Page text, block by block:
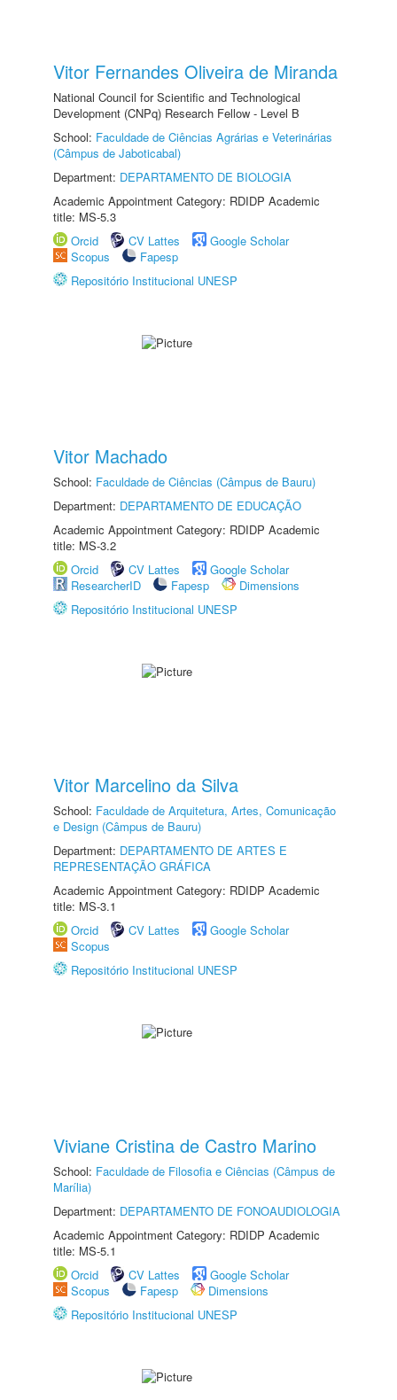
Vitor Fernandes Oliveira de Miranda
National Council for Scientific and Technological
Development (CNPq) Research Fellow - Level B
School: Faculdade de Ciências Agrárias e Veterinárias
(Câmpus de Jaboticabal)
Department: DEPARTAMENTO DE BIOLOGIA
Academic Appointment Category: RDIDP Academic
title: MS-5.3
Orcid
CV Lattes
Google Scholar
Scopus
Fapesp
Repositório Institucional UNESP
Vitor Machado
School: Faculdade de Ciências (Câmpus de Bauru)
Department: DEPARTAMENTO DE EDUCAÇÃO
Academic Appointment Category: RDIDP Academic
title: MS-3.2
Orcid
CV Lattes
Google Scholar
ResearcherID
Fapesp
Dimensions
Repositório Institucional UNESP
Vitor Marcelino da Silva
School: Faculdade de Arquitetura, Artes, Comunicação
e Design (Câmpus de Bauru)
Department: DEPARTAMENTO DE ARTES E
REPRESENTAÇÃO GRÁFICA
Academic Appointment Category: RDIDP Academic
title: MS-3.1
Orcid
CV Lattes
Google Scholar
Scopus
Repositório Institucional UNESP
Viviane Cristina de Castro Marino
School: Faculdade de Filosofia e Ciências (Câmpus de
Marília)
Department: DEPARTAMENTO DE FONOAUDIOLOGIA
Academic Appointment Category: RDIDP Academic
title: MS-5.1
Orcid
CV Lattes
Google Scholar
Scopus
Fapesp
Dimensions
Repositório Institucional UNESP